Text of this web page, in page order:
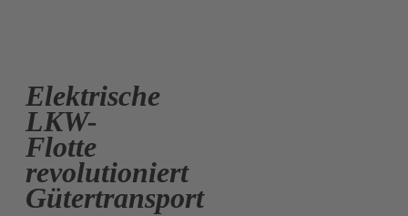
Elektrische
LKW-
Flotte
revolutioniert
Gütertransport